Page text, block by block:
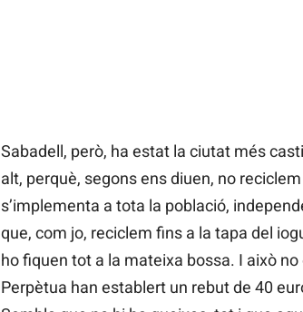
Sabadell, però, ha estat la ciutat més
alt, perquè, segons ens diuen, no
s’implementa a tota la població,
que, com jo, reciclem fins a la tapa del
ho fiquen tot a la mateixa bossa. I això
Perpètua han establert un rebut de 40